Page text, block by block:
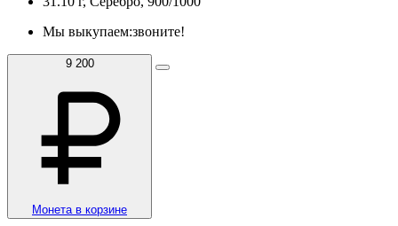
Мы выкупаем:звоните!
9 200
Монета в корзине